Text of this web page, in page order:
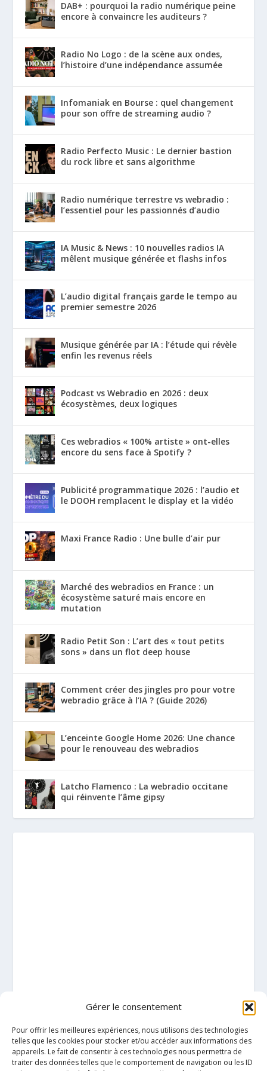
Gérer le consentement
Pour offrir les meilleures expériences, nous utilisons des technologies
telles que les cookies pour stocker et/ou accéder aux informations des
appareils. Le fait de consentir à ces technologies nous permettra de
traiter des données telles que le comportement de navigation ou les ID
DAB+ : pourquoi la radio numérique peine
encore à convaincre les auditeurs ?
Radio No Logo : de la scène aux ondes,
l’histoire d’une indépendance assumée
Infomaniak en Bourse : quel changement
pour son offre de streaming audio ?
Radio Perfecto Music : Le dernier bastion
du rock libre et sans algorithme
Radio numérique terrestre vs webradio :
l’essentiel pour les passionnés d’audio
IA Music & News : 10 nouvelles radios IA
mêlent musique générée et flashs infos
L’audio digital français garde le tempo au
premier semestre 2026
Musique générée par IA : l’étude qui révèle
enfin les revenus réels
Podcast vs Webradio en 2026 : deux
écosystèmes, deux logiques
Ces webradios « 100% artiste » ont-elles
encore du sens face à Spotify ?
Publicité programmatique 2026 : l’audio et
le DOOH remplacent le display et la vidéo
Maxi France Radio : Une bulle d’air pur
Marché des webradios en France : un
écosystème saturé mais encore en
mutation
Radio Petit Son : L’art des « tout petits
sons » dans un flot deep house
Comment créer des jingles pro pour votre
webradio grâce à l’IA ? (Guide 2026)
L’enceinte Google Home 2026: Une chance
pour le renouveau des webradios
Latcho Flamenco : La webradio occitane
qui réinvente l’âme gipsy